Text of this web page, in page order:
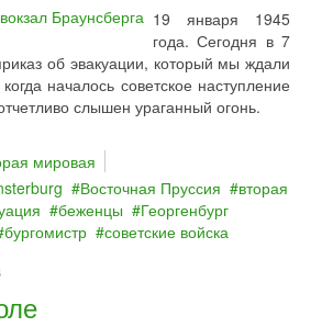
19 января 1945
года. Сегодня в 7
об эвакуации, который мы ждали
началось советское наступление
слышен ураганный огонь.
мировая
Восточная Пруссия
вторая
беженцы
Георгенбург
бургомистр советские войска